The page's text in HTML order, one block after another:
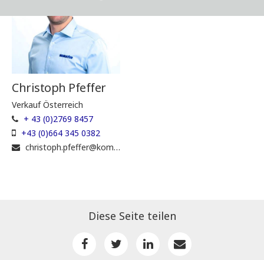
Christoph Pfeffer
Verkauf Österreich
+ 43 (0)2769 8457
+43 (0)664 345 0382
christoph.pfeffer@komatsuforest.com
Diese Seite teilen